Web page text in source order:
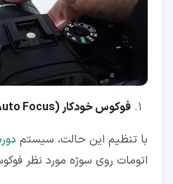
فوکوس خودکار (Focus
با تنظیم این حالت، سیستم
اتومات روی سوژه مورد نظر